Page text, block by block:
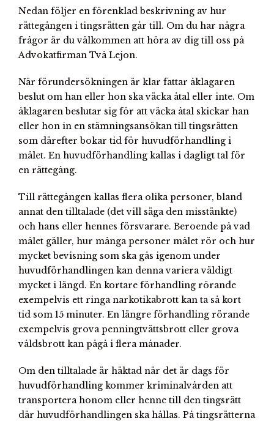
Nedan följer en förenklad beskrivning av hur
rättegången i tingsrätten går till. Om du har några
frågor är du välkommen att höra av dig till oss på
Advokatfirman Två Lejon.
När förundersökningen är klar fattar åklagaren
beslut om han eller hon ska väcka åtal eller inte. Om
åklagaren beslutar sig för att väcka åtal skickar han
eller hon in en stämningsansökan till tingsrätten
som därefter bokar tid för huvudförhandling i
målet. En huvudförhandling kallas i dagligt tal för
en rättegång.
Till rättegången kallas flera olika personer, bland
annat den tilltalade (det vill säga den misstänkte)
och hans eller hennes försvarare. Beroende på vad
målet gäller, hur många personer målet rör och hur
mycket bevisning som ska gås igenom under
huvudförhandlingen kan denna variera väldigt
mycket i längd. En kortare förhandling rörande
exempelvis ett ringa narkotikabrott kan ta så kort
tid som 15 minuter. En längre förhandling rörande
exempelvis grova penningtvättsbrott eller grova
våldsbrott kan pågå i flera månader.
Om den tilltalade är häktad när det är dags för
huvudförhandling kommer kriminalvården att
transportera honom eller henne till den tingsrätt
där huvudförhandlingen ska hållas. På tingsrätterna